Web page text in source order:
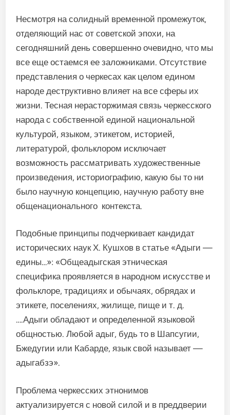
Несмотря на солидный временной промежуток,
отделяющий нас от советской эпохи, на
сегодняшний день совершенно очевидно, что мы
все еще остаемся ее заложниками. Отсутствие
представления о черкесах как целом едином
народе деструктивно влияет на все сферы их
жизни. Тесная нерасторжимая связь черкесского
народа с собственной единой национальной
культурой, языком, этикетом, историей,
литературой, фольклором исключает
возможность рассматривать художественные
произведения, историографию, какую бы то ни
было научную концепцию, научную работу вне
общенационального контекста.
Подобные принципы подчеркивает кандидат
исторических наук Х. Кушхов в статье «Адыги —
едины…»: «Общеадыгская этническая
специфика проявляется в народном искусстве и
фольклоре, традициях и обычаях, обрядах и
этикете, поселениях, жилище, пище и т. д.
….Адыги обладают и определенной языковой
общностью. Любой адыг, будь то в Шапсугии,
Бжедугии или Кабарде, язык свой называет —
адыгабзэ».
Проблема черкесских этнонимов
актуализируется с новой силой и в преддверии